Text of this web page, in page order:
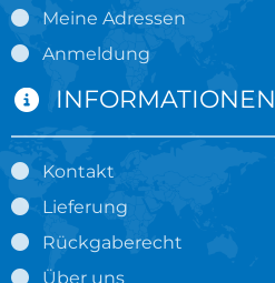
Meine Adressen
Anmeldung
INFORMATIONEN
Kontakt
Lieferung
Rückgaberecht
Über uns